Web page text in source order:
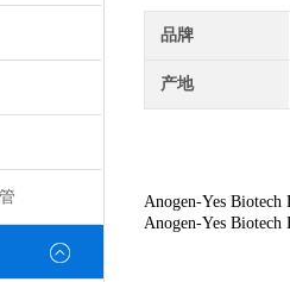
品牌
产地
Anogen-Yes Biotech
Anogen-Yes Biotech